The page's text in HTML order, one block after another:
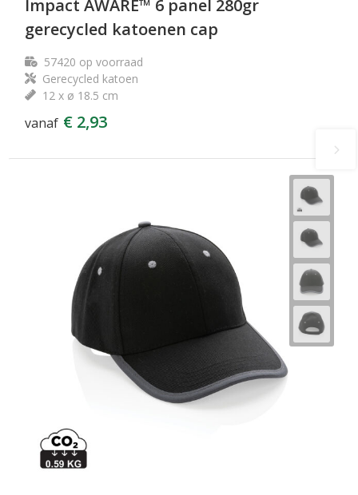
Impact AWARE™ 6 panel 280gr
gerecycled katoenen cap
57420 op voorraad
Gerecycled katoen
12 x ø 18.5 cm
vanaf € 2,93